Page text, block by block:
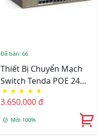
Đã bán: 66
Thiết Bị Chuyển Mạch
Switch Tenda POE 24
Port TEF1126P (với 24
Port PoE, 1 Port Gigabit
1.0Gbps Và 1 Port 1G
★ ★ ★ ★ ★
3.650.000 đ
Mới 100%